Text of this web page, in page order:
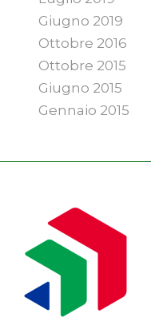
Giugno 2019
Ottobre 2016
Ottobre 2015
Giugno 2015
Gennaio 2015